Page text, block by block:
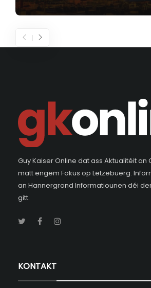
Guy Kaiser Online dat ass Aktualitéit
matt engem Fokus op Lëtzebuerg.
an Hannergrond Informatiounen déi
gitt.
KONTAKT